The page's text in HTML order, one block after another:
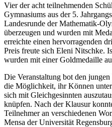
Vier der acht teilnehmenden
Gymnasiums aus der 5.
Landesrunde der Mathematik-
überzeugen und wurden mit
erreichte einen hervorragenden
Preis freute sich Eleni Nitschke.
wurden mit einer Goldmedaille
Die Veranstaltung bot den
die Möglichkeit, ihr Können
sich mit Gleichgesinnten
knüpfen. Nach der Klausur
Teilnehmer an verschiedenen
Mensa der Universität